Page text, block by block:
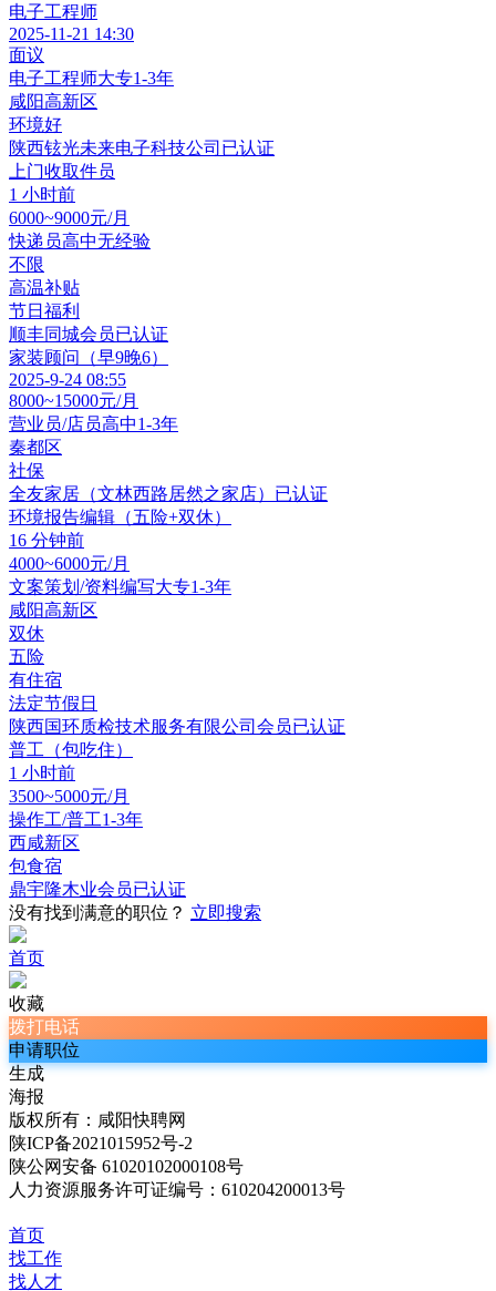
电子工程师
2025-11-21 14:30
面议
电子工程师大专1-3年
咸阳高新区
环境好
陕西铉光未来电子科技公司 已认证
上门收取件员
1 小时前
6000~9000元/月
快递员高中无经验
不限
高温补贴
节日福利
顺丰同城会员已认证
家装顾问（早9晚6）
2025-9-24 08:55
8000~15000元/月
营业员/店员高中1-3年
秦都区
社保
全友家居（文林西路居然之家店） 已认证
环境报告编辑（五险+双休）
16 分钟前
4000~6000元/月
文案策划/资料编写大专1-3年
咸阳高新区
双休
五险
有住宿
法定节假日
陕西国环质检技术服务有限公司 会员已认证
普工（包吃住）
1 小时前
3500~5000元/月
操作工/普工1-3年
西咸新区
包食宿
鼎宇隆木业会员已认证
没有找到满意的职位？ 立即搜索
首页
收藏
拨打电话
申请职位
生成
海报
版权所有：咸阳快聘网
陕ICP备2021015952号-2
陕公网安备 61020102000108号
人力资源服务许可证编号：610204200013号
首页
找工作
找人才